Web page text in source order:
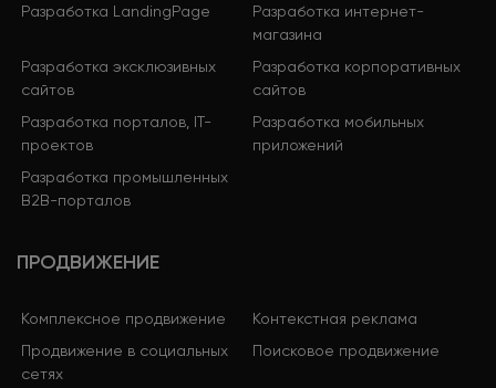
Разработка LandingPage
Разработка интернет-
магазина
Разработка эксклюзивных
сайтов
Разработка корпоративных
сайтов
Разработка порталов, IT-
проектов
Разработка мобильных
приложений
Разработка промышленных
B2B-порталов
ПРОДВИЖЕНИЕ
Комплексное продвижение
Контекстная реклама
Продвижение в социальных
сетях
Поисковое продвижение